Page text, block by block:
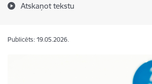
Atskaņot tekstu
Publicēts: 19.05.2026.